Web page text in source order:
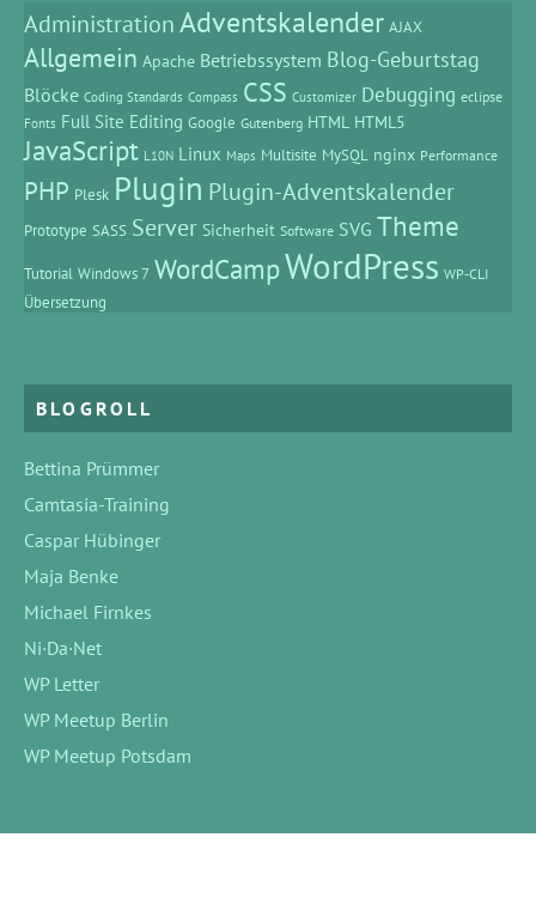
AdministrationAdventskalender AJAX
Allgemein Apache Betriebssystem Blog-Geburtstag
Blöcke Coding Standards Compass CSS Customizer Debugging eclipse
Fonts Full Site Editing Google Gutenberg HTML HTML5
JavaScript L10N Linux Maps Multisite MySQL nginx Performance
PHP Plesk Plugin Plugin-Adventskalender
Prototype SASS Server Sicherheit Software SVG Theme
Tutorial Windows 7 WordCampWordPress WP-CLI
Übersetzung
BLOGROLL
Bettina Prümmer
Camtasia-Training
Caspar Hübinger
Maja Benke
Michael Firnkes
Ni·Da·Net
WP Letter
WP Meetup Berlin
WP Meetup Potsdam